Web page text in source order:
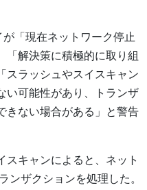
「現在ネットワーク停止
「解決策に積極的に取り組
スラッシュやスイスキャン
い可能性があり、トランザ
きない場合がある」と警告
スキャンによると、ネット
ンザクションを処理した。